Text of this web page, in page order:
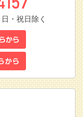
・祝日除く